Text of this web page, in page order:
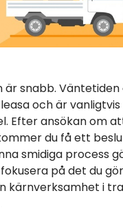
är snabb.
och är vanligtvis
Efter ansökan om
du få ett
smidiga process
på det du
kärnverksamhet i